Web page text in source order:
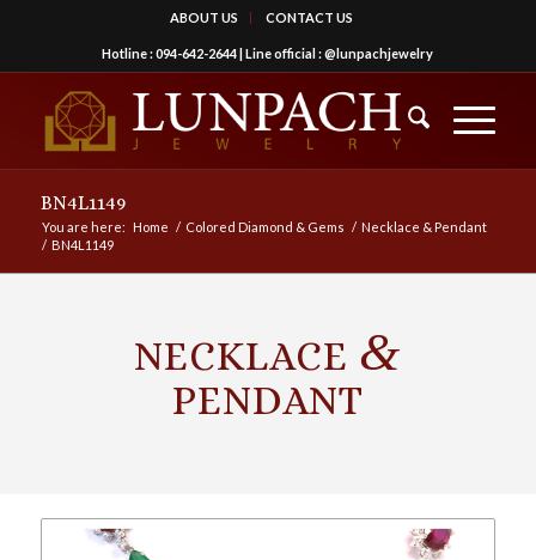
ABOUT US CONTACT US
Hotline :094-642-2644| Line official :@lunpachjewelry
BN4L1149
You are here: Home / Colored Diamond & Gems / Necklace & Pendant
/ BN4L1149
NECKLACE &
PENDANT